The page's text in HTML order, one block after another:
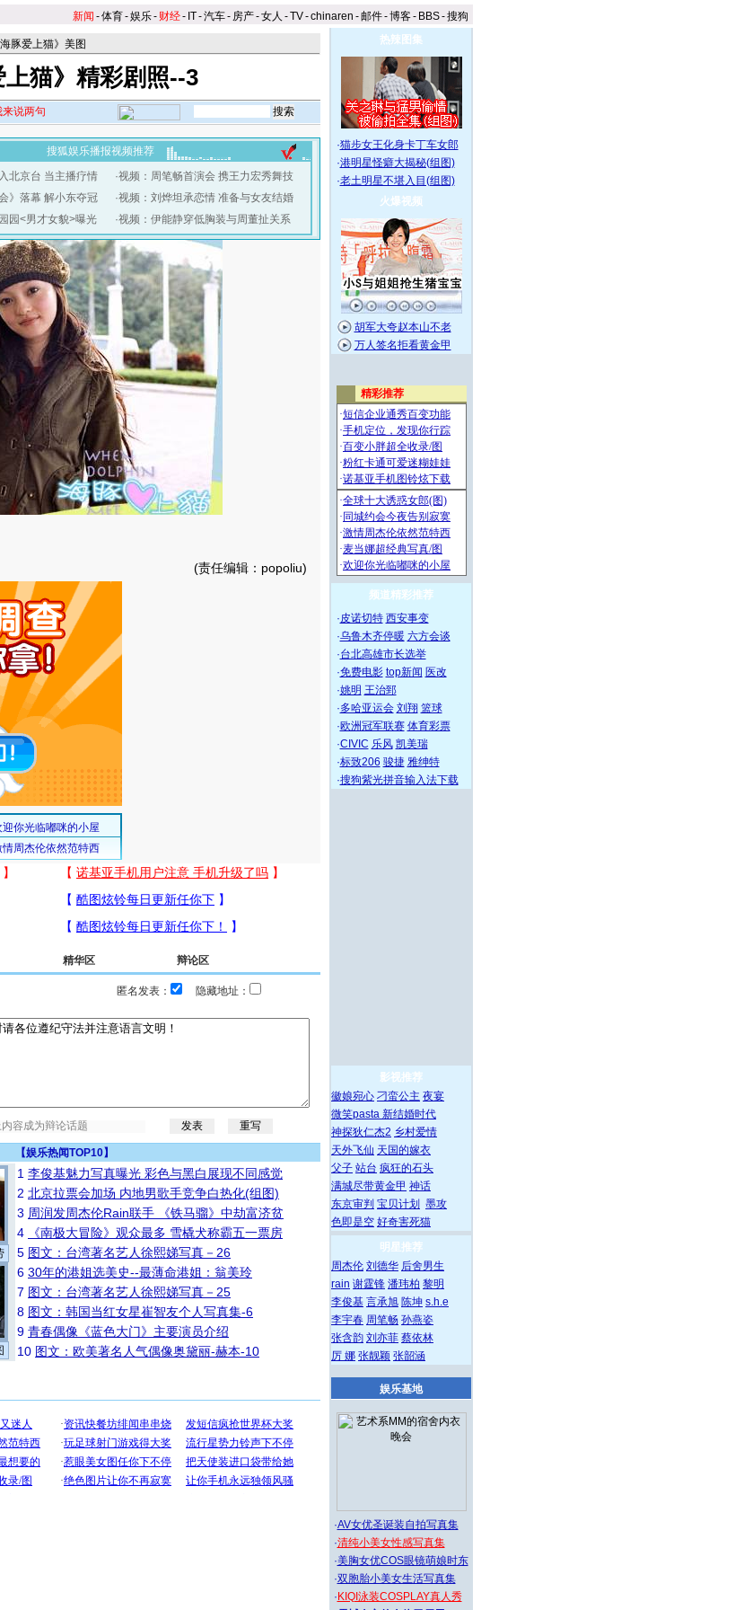
新闻 -体育-娱乐- 财经- IT-汽车- 房产-女人 -TV-chinaren -邮件-博客- BBS-搜狗
海豚爱上猫》美图
上猫》精彩剧照--3
来说两句
搜狐娱乐播报视频推荐
北京台 当主播疗情
》落幕 解小东夺冠
园<男才女貌>曝光
·视频：周笔畅首演会 携王力宏秀舞技
·视频：刘烨坦承恋情 准备与女友结婚
·视频：伊能静穿低胸装与周董扯关系
(责任编辑：popoliu)
精华区 辩论区
匿名发表：
隐藏地址：
【娱乐热闻TOP10】
1 李俊基魅力写真曝光 彩色与黑白展现不同感觉
2 北京拉票会加场 内地男歌手竞争白热化(组图)
3 周润发周杰伦Rain联手 《铁马骝》中劫富济贫
4
《南极大冒险》观众最多 雪橇犬称霸五一票房
5 图文：台湾著名艺人徐熙娣写真－26
6 30年的港姐选美史--最薄命港姐：翁美玲
7 图文：台湾著名艺人徐熙娣写真－25
8 图文：韩国当红女星崔智友个人写真集-6
9 青春偶像《蓝色大门》主要演员介绍
10 图文：欧美著名人气偶像奥黛丽-赫本-10
热辣图集
·猫步女王化身卡丁车女郎
·港明星怪癖大揭秘(组图)
·老土明星不堪入目(组图)
火爆视频
胡军大夸赵本山不老
万人签名拒看黄金甲
频道精彩推荐
·皮诺切特 西安事变
·乌鲁木齐停暖 六方会谈
·台北高雄市长选举
·免费电影 top新闻 医改
·姚明 王治郅
·多哈亚运会 刘翔 篮球
·欧洲冠军联赛 体育彩票
·CIVIC 乐风 凯美瑞
·标致206 骏捷 雅绅特
·搜狗紫光拼音输入法下载
影视推荐
徽娘宛心 刁蛮公主 夜宴
微笑pasta 新结婚时代
神探狄仁杰2 乡村爱情
天外飞仙 天国的嫁衣
父子 站台 疯狂的石头
满城尽带黄金甲 神话
东京审判 宝贝计划
墨攻
色即是空 好奇害死猫
明星推荐
周杰伦 刘德华 后舍男生
rain 谢霆锋 潘玮柏 黎明
李俊基 言承旭 陈坤 s.h.e
李宇春 周笔畅 孙燕姿
张含韵 刘亦菲 蔡依林
厉 娜 张靓颖 张韶涵
娱乐基地
·AV女优圣诞装自拍写真集
·清纯小美女性感写真集
·美胸女优COS眼镜萌娘时东
·双胞胎小美女生活写真集
· KIQI泳装COSPLAY真人秀